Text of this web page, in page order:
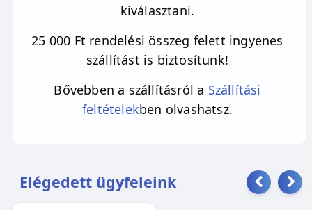
kiválasztani.
25 000 Ft rendelési összeg felett ingyenes
szállítást is biztosítunk!
Bővebben a szállításról a Szállítási
feltételekben olvashatsz.
Elégedett ügyfeleink